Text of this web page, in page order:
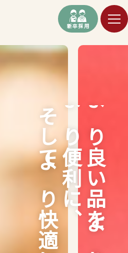
新卒採用
より便利に、
そしてより快適に。